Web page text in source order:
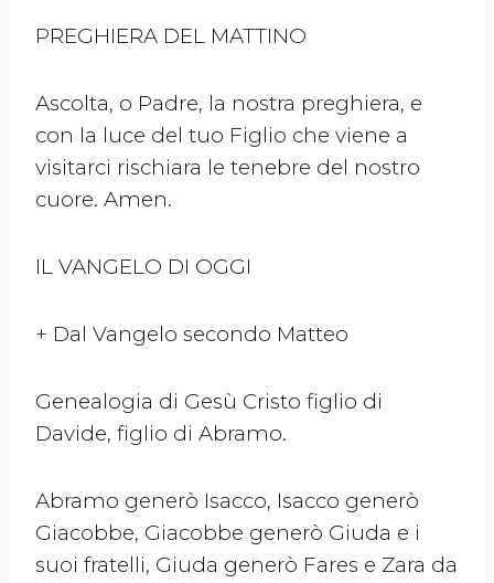
PREGHIERA DEL MATTINO
Ascolta, o Padre, la nostra preghiera, e
con la luce del tuo Figlio che viene a
visitarci rischiara le tenebre del nostro
cuore. Amen.
IL VANGELO DI OGGI
+ Dal Vangelo secondo Matteo
Genealogia di Gesù Cristo figlio di
Davide, figlio di Abramo.
Abramo generò Isacco, Isacco generò
Giacobbe, Giacobbe generò Giuda e i
suoi fratelli, Giuda generò Fares e Zara da